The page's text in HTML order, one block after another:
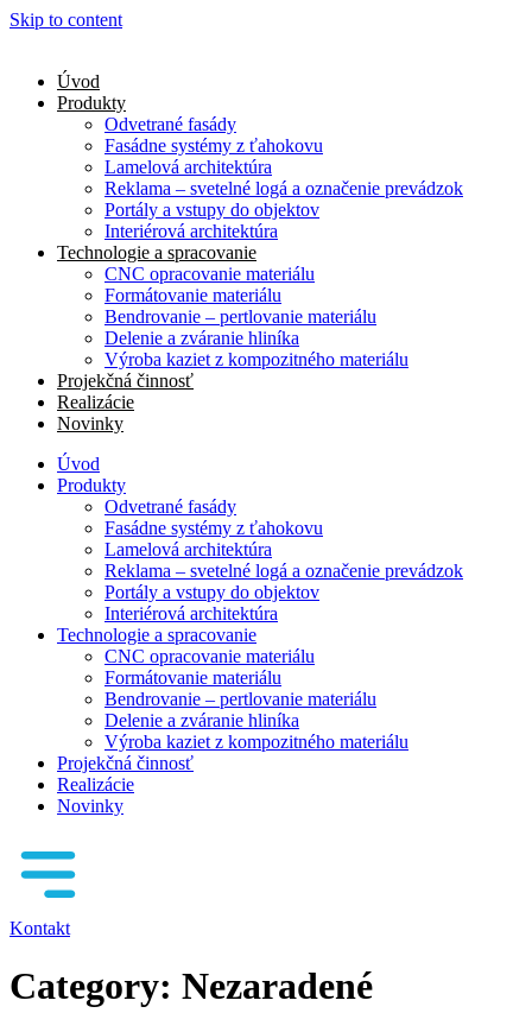
Skip to content
Úvod
Produkty
Odvetrané fasády
Fasádne systémy z ťahokovu
Lamelová architektúra
Reklama – svetelné logá a označenie prevádzok
Portály a vstupy do objektov
Interiérová architektúra
Technologie a spracovanie
CNC opracovanie materiálu
Formátovanie materiálu
Bendrovanie – pertlovanie materiálu
Delenie a zváranie hliníka
Výroba kaziet z kompozitného materiálu
Projekčná činnosť
Realizácie
Novinky
Úvod
Produkty
Odvetrané fasády
Fasádne systémy z ťahokovu
Lamelová architektúra
Reklama – svetelné logá a označenie prevádzok
Portály a vstupy do objektov
Interiérová architektúra
Technologie a spracovanie
CNC opracovanie materiálu
Formátovanie materiálu
Bendrovanie – pertlovanie materiálu
Delenie a zváranie hliníka
Výroba kaziet z kompozitného materiálu
Projekčná činnosť
Realizácie
Novinky
Kontakt
Category: Nezaradené